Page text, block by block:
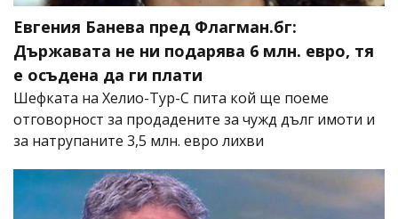
Евгения Банева пред Флагман.бг:
Държавата не ни подарява 6 млн. евро, тя
е осъдена да ги плати
Шефката на Хелио-Тур-С пита кой ще поеме
отговорност за продадените за чужд дълг имоти и
за натрупаните 3,5 млн. евро лихви